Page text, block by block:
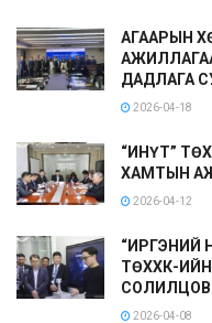
АГААРЫН
ДАДЛАГА
2026-04-18
“ИНҮТ”
ХАМТЫН
2026-04-12
“ИРГЭНИЙ
ТӨХХК-
СОЛИЛЦОВ
2026-04-08